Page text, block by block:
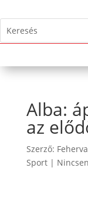
Alba:
az
Szerző:
Sport|